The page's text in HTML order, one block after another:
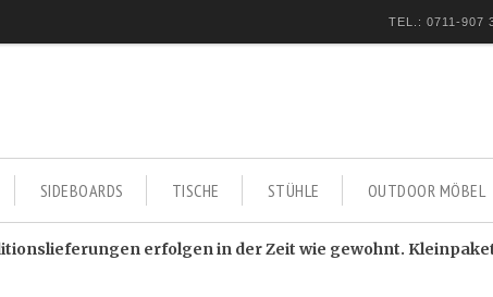
TEL.: 0711-907
SIDEBOARDS TISCHE STÜHLE OUTDOOR MÖBEL
erfolgen in der Zeit wie gewohnt.